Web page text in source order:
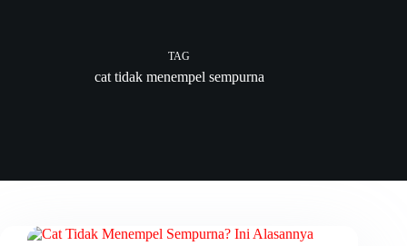
TAG
cat tidak menempel sempurna